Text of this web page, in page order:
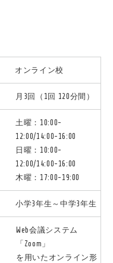
オンライン校
月3回（1回 120分間）
土曜：10:00-
12:00/14:00-16:00
日曜：10:00-
12:00/14:00-16:00
木曜：17:00-19:00
小学3年生～中学3年生
Web会議システム
「Zoom」
を用いたオンライン形